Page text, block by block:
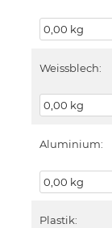
Weissblech:
Aluminium:
Plastik: